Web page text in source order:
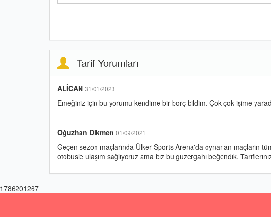
Tarif Yorumları
ALİCAN 31/01/2023
Emeğiniz için bu yorumu kendime bir borç bildim. Çok çok işime
Oğuzhan Dikmen 01/09/2021
Geçen sezon maçlarında Ülker Sports Arena'da oynanan maçların
otobüsle ulaşım sağlıyoruz ama biz bu güzergahı beğendik.
1786201267